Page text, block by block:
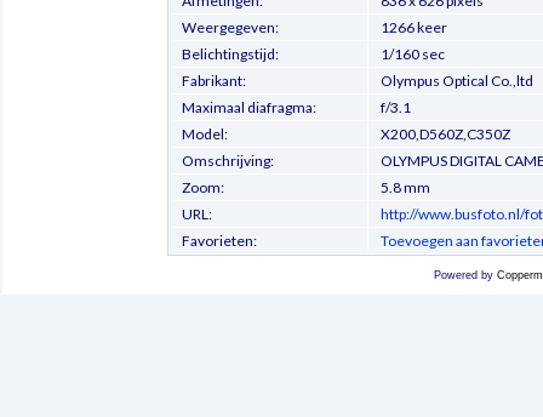
Weergegeven:
1266 keer
Belichtingstijd:
1/160 sec
Fabrikant:
Olympus Optical Co.,ltd
Maximaal diafragma:
f/3.1
Model:
X200,D560Z,C350Z
Omschrijving:
OLYMPUS DIGITAL
Zoom:
5.8 mm
URL:
http://www.busfoto.nl/
Favorieten:
Toevoegen aan
Powered by